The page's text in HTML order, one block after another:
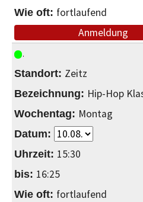
fortlaufend
Anmeldung
Zeitz
Hip-Hop
Montag
15:30
16:25
fortlaufend